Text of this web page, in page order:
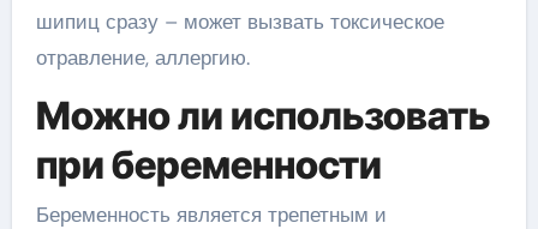
шипиц сразу – может вызвать токсическое
отравление, аллергию.
Можно ли использовать
при беременности
Беременность является трепетным и